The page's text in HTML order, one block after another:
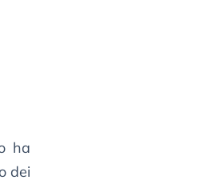
ha
dei